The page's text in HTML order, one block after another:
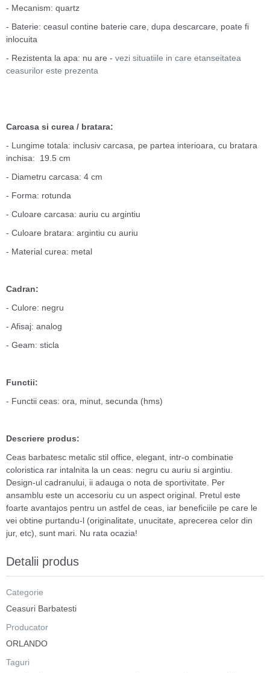
- Mecanism: quartz
- Baterie: ceasul contine baterie care, dupa descarcare, poate fi
inlocuita
- Rezistenta la apa: nu are - vezi situatiile in care etanseitatea
ceasurilor este prezenta
Carcasa si curea / bratara:
- Lungime totala: inclusiv carcasa, pe partea interioara, cu bratara
inchisa: 19.5 cm
- Diametru carcasa: 4 cm
- Forma: rotunda
- Culoare carcasa: auriu cu argintiu
- Culoare bratara: argintiu cu auriu
- Material curea: metal
Cadran:
- Culore: negru
- Afisaj: analog
- Geam: sticla
Functii:
- Functii ceas: ora, minut, secunda (hms)
Descriere produs:
Ceas barbatesc metalic stil office, elegant, intr-o combinatie
coloristica rar intalnita la un ceas: negru cu auriu si argintiu.
Design-ul cadranului, ii adauga o nota de sportivitate. Per
ansamblu este un accesoriu cu un aspect original. Pretul este
foarte avantajos pentru un astfel de ceas, iar beneficiile pe care le
vei obtine purtandu-l (originalitate, unucitate, aprecerea celor din
jur, etc), sunt mari. Nu rata ocazia!
Detalii produs
Categorie
Ceasuri Barbatesti
Producator
ORLANDO
Taguri